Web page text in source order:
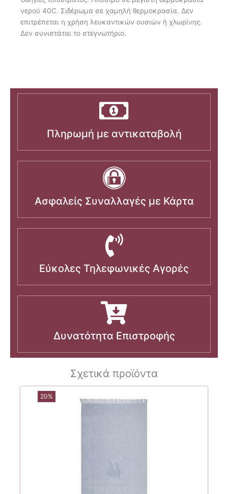
νερού 40C. Σιδέρωμα σε χαμηλή θερμοκρασία. Δεν
επιτρέπεται η χρήση λευκαντικών ουσιών ή χλωρίνης.
Δεν συνιστάται το στεγνωτήριο.
Πληρωμή με αντικαταβολή
Ασφαλείς Συναλλαγές με Κάρτα
Εύκολες Τηλεφωνικές Αγορές
Δυνατότητα Επιστροφής
Σχετικά προϊόντα
20%